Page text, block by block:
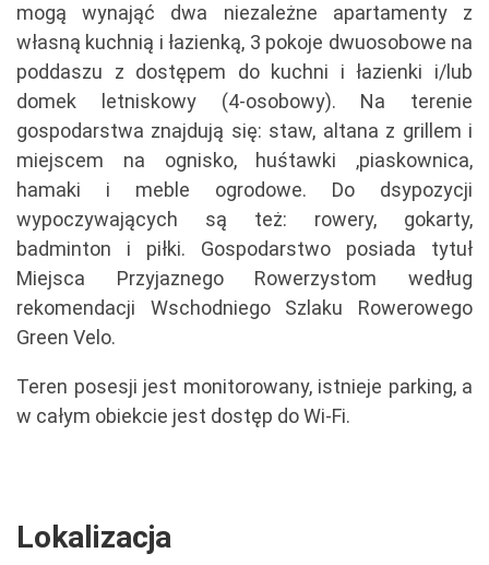
mogą wynająć dwa niezależne apartamenty z
własną kuchnią i łazienką, 3 pokoje dwuosobowe na
poddaszu z dostępem do kuchni i łazienki i/lub
domek letniskowy (4-osobowy). Na terenie
gospodarstwa znajdują się: staw, altana z grillem i
miejscem na ognisko, huśtawki ,piaskownica,
hamaki i meble ogrodowe. Do dsypozycji
wypoczywających są też: rowery, gokarty,
badminton i piłki. Gospodarstwo posiada tytuł
Miejsca Przyjaznego Rowerzystom według
rekomendacji Wschodniego Szlaku Rowerowego
Green Velo.
Teren posesji jest monitorowany, istnieje parking, a
w całym obiekcie jest dostęp do Wi-Fi.
Lokalizacja